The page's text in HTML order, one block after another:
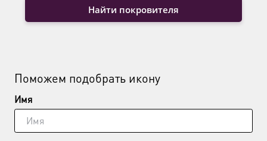
Найти покровителя
Поможем подобрать икону
Имя